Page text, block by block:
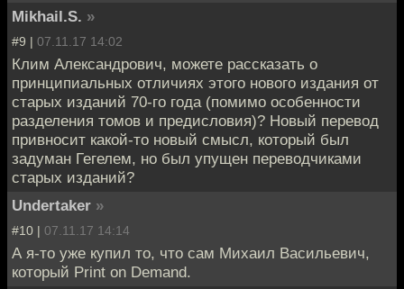
Mikhail.S. »
#9 | 07.11.17 14:02
Клим Александрович, можете рассказать о
принципиальных отличиях этого нового издания от
старых изданий 70-го года (помимо особенности
разделения томов и предисловия)? Новый перевод
привносит какой-то новый смысл, который был
задуман Гегелем, но был упущен переводчиками
старых изданий?
Undertaker »
#10 | 07.11.17 14:14
А я-то уже купил то, что сам Михаил Васильевич,
который Print on Demand.